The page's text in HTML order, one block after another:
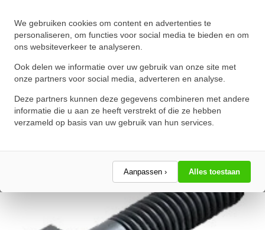
We gebruiken cookies om content en advertenties te
personaliseren, om functies voor social media te bieden en om
ons websiteverkeer te analyseren.
Ook delen we informatie over uw gebruik van onze site met
onze partners voor social media, adverteren en analyse.
Deze partners kunnen deze gegevens combineren met andere
informatie die u aan ze heeft verstrekt of die ze hebben
verzameld op basis van uw gebruik van hun services.
Aanpassen › Alles toestaan
Zeskanttapbout Deeldraad DIN
931 M24x190mm 10.9
Onbehandeld
Schrijf een review!